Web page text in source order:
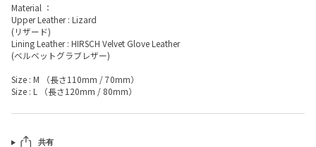
Material ：
Upper Leather : Lizard
(リザード)
Lining Leather : HIRSCH Velvet Glove Leather
(ベルベットグラブレザー)
Size : M （長さ110mm / 70mm）
Size : L （長さ120mm / 80mm）
共有